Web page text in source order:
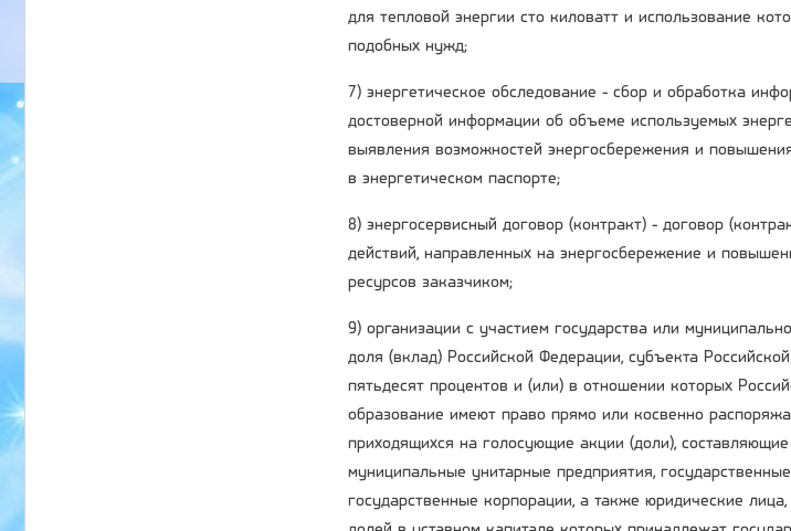
для тепловой энергии сто киловатт и использование
подобных нужд;
7) энергетическое обследование - сбор и обработка
достоверной информации об объеме используемых
выявления возможностей энергосбережения и
в энергетическом паспорте;
8) энергосервисный договор (контракт) - договор
действий, направленных на энергосбережение и
ресурсов заказчиком;
9) организации с участием государства или
доля (вклад) Российской Федерации, субъекта
пятьдесят процентов и (или) в отношении которых
образование имеют право прямо или косвенно
приходящихся на голосующие акции (доли),
муниципальные унитарные предприятия,
государственные корпорации, а также юридические